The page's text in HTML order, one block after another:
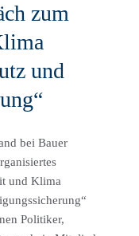
zum
und
bei Bauer
und Klima
Politiker,